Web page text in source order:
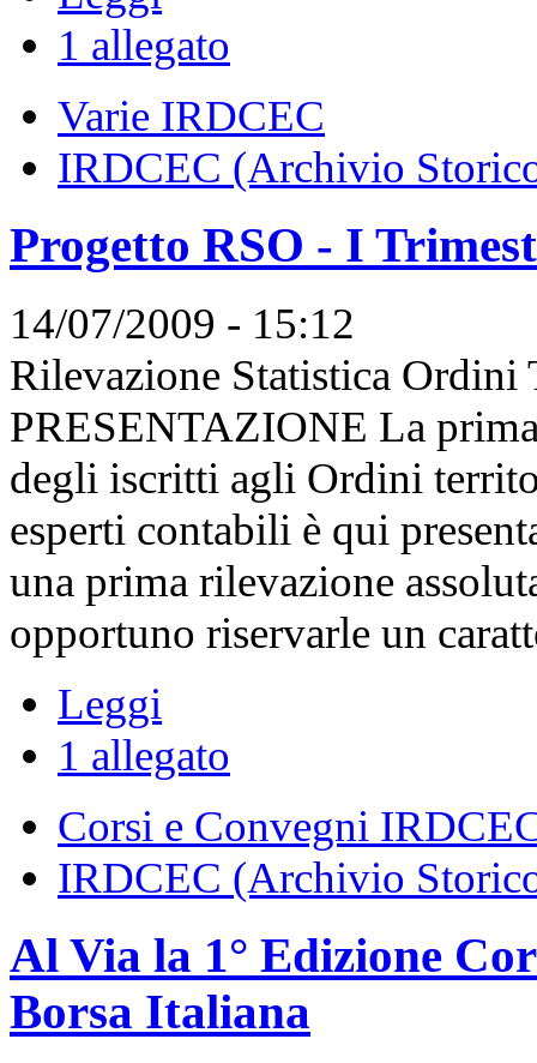
1 allegato
Varie IRDCEC
IRDCEC (Archivio
Progetto RSO - I
14/07/2009 - 15:12
Rilevazione Statistica
PRESENTAZIONE La
degli iscritti agli Ordini
esperti contabili è qui
una prima rilevazione
opportuno riservarle un
Leggi
1 allegato
Corsi e Convegni
IRDCEC (Archivio
Al Via la 1° Edizione
Borsa Italiana